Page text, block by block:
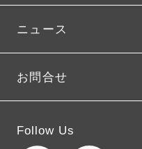
ニュース
お問合せ
Follow Us